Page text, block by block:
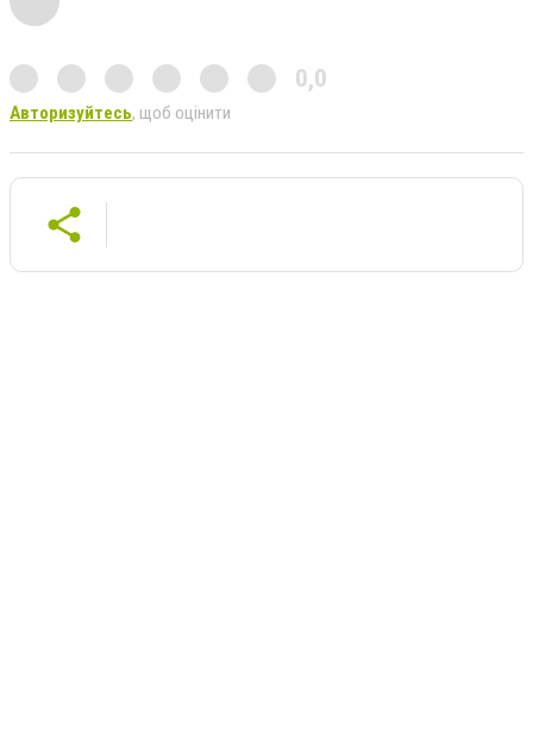
0,0
Авторизуйтесь, щоб оцінити